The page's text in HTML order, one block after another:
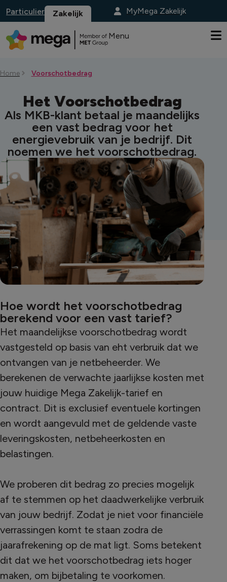
Particulier Zakelijk MyMega Zakelijk
Menu
Home Voorschotbedrag
Het Voorschotbedrag
Als MKB-klant betaal je maandelijks
een vast bedrag voor het
energievebruik van je bedrijf. Dit
noemen we het voorschotbedrag.
Hoe wordt het voorschotbedrag
berekend voor een vast tarief?
Het maandelijkse voorschotbedrag wordt
vastgesteld op basis van eht verbruik dat we
ontvangen van je netbeheerder. We
berekenen de verwachte jaarlijkse kosten met
jouw huidige Mega Zakelijk-tarief en
contract. Dit is exclusief eventuele kortingen
en wordt aangevuld met de geldende vaste
leveringskosten, netbeheerkosten en
belastingen.
We proberen dit bedrag zo precies mogelijk
af te stemmen op het daadwerkelijke verbruik
van jouw bedrijf. Zodat je niet voor financiële
verrassingen komt te staan zodra de
jaarafrekening op de mat ligt. Soms betekent
dit dat we het voorschotbedrag iets hoger
maken, om bijbetaling te voorkomen.